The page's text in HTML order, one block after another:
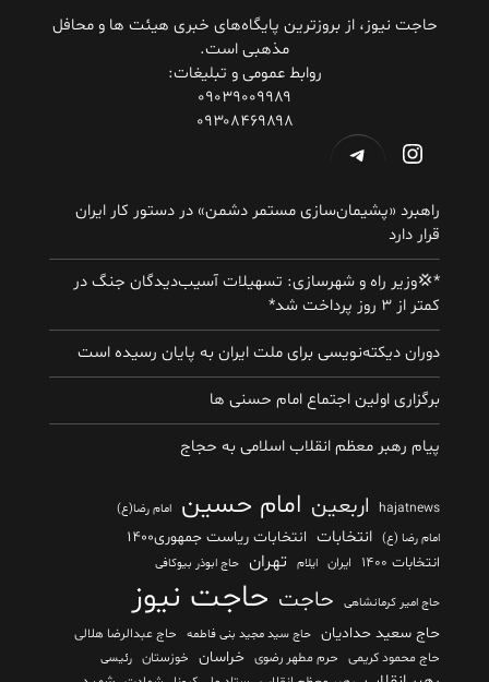
حاجت نیوز، از بروزترین پایگاه‌های خبری هیئت ها و محافل
مذهبی است.
روابط عمومی و تبلیغات:
۰۹۰۳۹۰۰۹۹۸۹
۰۹۳۰۸۴۶۹۸۹۸
اینستاگرم
تلگرام
راهبرد «پشیمان‌سازی مستمر دشمن» در دستور کار ایران
قرار دارد
*💢وزیر راه و شهرسازی: تسهیلات آسیب‌دیدگان جنگ در
کمتر از ۳ روز پرداخت شد*
دوران دیکته‌نویسی برای ملت ایران به پایان رسیده است
برگزاری اولین اجتماع امام حسنی ها
پیام رهبر معظم انقلاب اسلامی به حجاج
hajatnews اربعین امام حسین
امام رضا(ع)
امام رضا (ع) انتخابات انتخابات ریاست جمهوری۱۴۰۰
انتخابات ۱۴۰۰ ایران ایلام تهران حاج ابوذر بیوکافی
حاج امیر کرمانشاهی حاجت حاجت نیوز
حاج سعید حدادیان حاج سید مجید بنی فاطمه
حاج عبدالرضا هلالی
حاج محمود کریمی
حرم مطهر رضوی خراسان خوزستان رئیسی